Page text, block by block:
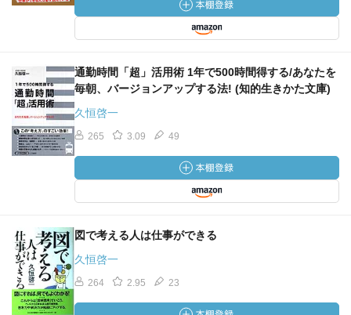
通勤時間「超」活用術 1年で500時間得する/あなたを
毎朝、バージョンアップする法! (知的生きかた文庫)
久恒啓一
265 3.09 49
図で考える人は仕事ができる
久恒啓一
264 2.95 23